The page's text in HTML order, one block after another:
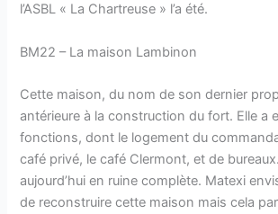
l’ASBL « La Chartreuse » l’a été.
BM22 – La maison Lambinon
Cette maison, du nom de son dernier
antérieure à la construction du fort. Elle a
fonctions, dont le logement du
café privé, le café Clermont, et de
aujourd’hui en ruine complète. Matexi
de reconstruire cette maison mais cela